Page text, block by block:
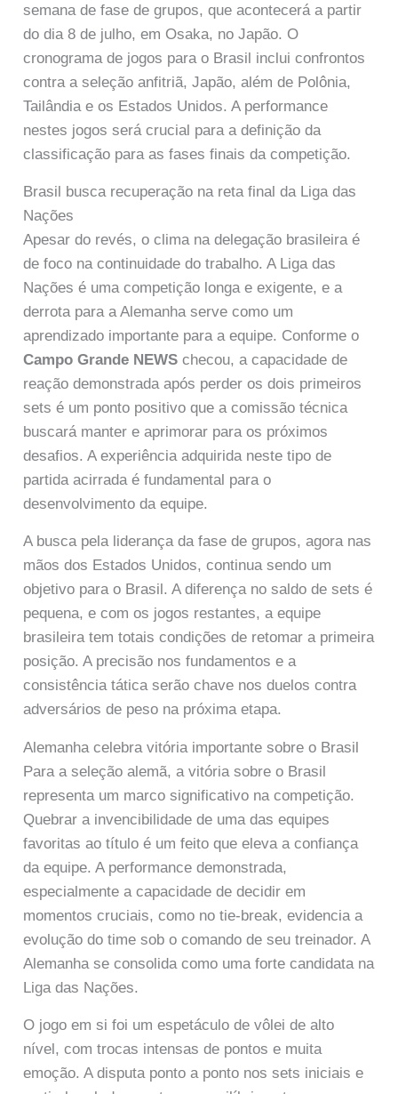
semana de fase de grupos, que acontecerá a partir
do dia 8 de julho, em Osaka, no Japão. O
cronograma de jogos para o Brasil inclui confrontos
contra a seleção anfitriã, Japão, além de Polônia,
Tailândia e os Estados Unidos. A performance
nestes jogos será crucial para a definição da
classificação para as fases finais da competição.
Brasil busca recuperação na reta final da Liga das
Nações
Apesar do revés, o clima na delegação brasileira é
de foco na continuidade do trabalho. A Liga das
Nações é uma competição longa e exigente, e a
derrota para a Alemanha serve como um
aprendizado importante para a equipe. Conforme o
Campo Grande NEWS checou, a capacidade de
reação demonstrada após perder os dois primeiros
sets é um ponto positivo que a comissão técnica
buscará manter e aprimorar para os próximos
desafios. A experiência adquirida neste tipo de
partida acirrada é fundamental para o
desenvolvimento da equipe.
A busca pela liderança da fase de grupos, agora nas
mãos dos Estados Unidos, continua sendo um
objetivo para o Brasil. A diferença no saldo de sets é
pequena, e com os jogos restantes, a equipe
brasileira tem totais condições de retomar a primeira
posição. A precisão nos fundamentos e a
consistência tática serão chave nos duelos contra
adversários de peso na próxima etapa.
Alemanha celebra vitória importante sobre o Brasil
Para a seleção alemã, a vitória sobre o Brasil
representa um marco significativo na competição.
Quebrar a invencibilidade de uma das equipes
favoritas ao título é um feito que eleva a confiança
da equipe. A performance demonstrada,
especialmente a capacidade de decidir em
momentos cruciais, como no tie-break, evidencia a
evolução do time sob o comando de seu treinador. A
Alemanha se consolida como uma forte candidata na
Liga das Nações.
O jogo em si foi um espetáculo de vôlei de alto
nível, com trocas intensas de pontos e muita
emoção. A disputa ponto a ponto nos sets iniciais e